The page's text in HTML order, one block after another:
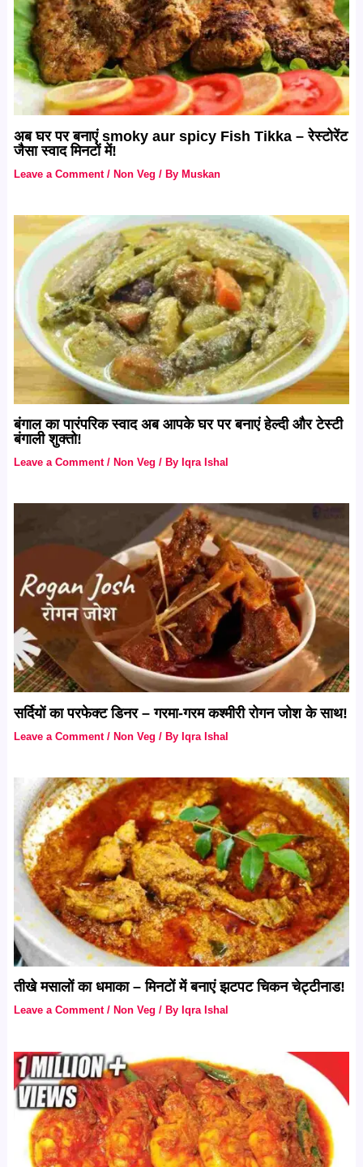
अब घर पर बनाएं smoky aur spicy Fish Tikka – रेस्टोरेंट
जैसा स्वाद मिनटों में!
Leave a Comment /Non Veg / ByMuskan
बंगाल का पारंपरिक स्वाद अब आपके घर पर बनाएं हेल्दी और टेस्टी
बंगाली शुक्तो!
Leave a Comment / Non Veg / By Iqra Ishal
सर्दियों का परफेक्ट डिनर – गरमा-गरम कश्मीरी रोगन जोश के साथ!
Leave a Comment /Non Veg / ByIqra Ishal
तीखे मसालों का धमाका – मिनटों में बनाएं झटपट चिकन चेट्टीनाड!
Leave a Comment / Non Veg / By Iqra Ishal